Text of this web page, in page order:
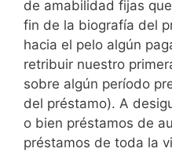
de amabilidad fijas
fin de la biografía del
hacia el pelo algún
retribuir nuestro
sobre algún período
del préstamo). A
o bien préstamos de
préstamos de toda la